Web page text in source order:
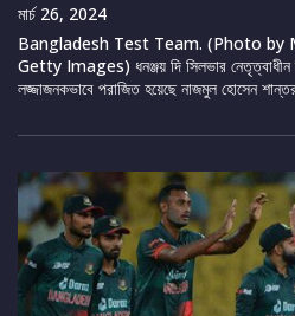
মার্চ 26, 2024
Bangladesh Test Team. (Photo by
Getty Images) ধনঞ্জয় দি সিলভার নেতৃত্বাধীন
লজ্জাজনকভাবে পরাজিত হয়েছে নাজমুল হোসেন